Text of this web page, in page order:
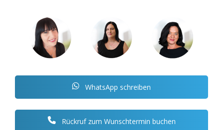
WhatsApp schreiben
Rückruf zum Wunschtermin buchen